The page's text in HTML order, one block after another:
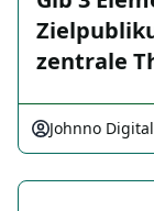
zentrale
Johnno Digital